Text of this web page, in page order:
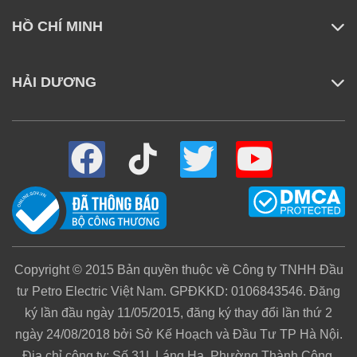
Ống bỏ nguyên liệu cũng được trang bị đường
cây mà không cần phải cắt nhỏ như các thiết bị
thông thường trên thị trường, tiết kiệm được nhiều
thời gian hơn.
Lưu ý:Để đảm bảo máy hoạt động ổn định
HỒ CHÍ MINH
HẢI DƯƠNG
Copyright © 2015 Bản quyền thuộc về Công ty TNHH Đầu
tư Petro Electric Việt Nam. GPĐKKD: 0106843546. Đăng
ký lần đầu ngày 11/05/2015, đăng ký thay đổi lần thứ 2
ngày 24/08/2018 bởi Sở Kế Hoạch và Đầu Tư TP Hà Nội.